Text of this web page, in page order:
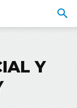
Y